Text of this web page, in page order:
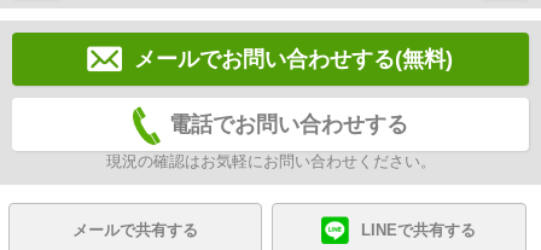
メールでお問い合わせする(無料)
電話でお問い合わせする
現況の確認はお気軽にお問い合わせください。
メールで共有する LINEで共有する